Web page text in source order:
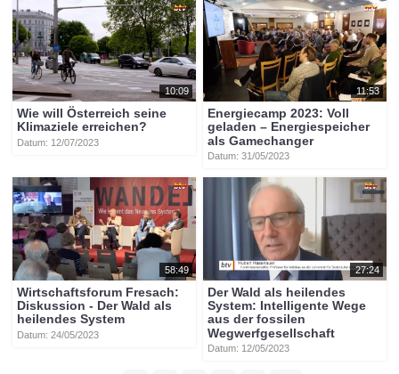
10:09
Wie will Österreich seine
Klimaziele erreichen?
Datum: 12/07/2023
11:53
Energiecamp 2023: Voll
geladen – Energiespeicher
als Gamechanger
Datum: 31/05/2023
58:49
Wirtschaftsforum Fresach:
Diskussion - Der Wald als
heilendes System
Datum: 24/05/2023
27:24
Der Wald als heilendes
System: Intelligente Wege
aus der fossilen
Wegwerfgesellschaft
Datum: 12/05/2023